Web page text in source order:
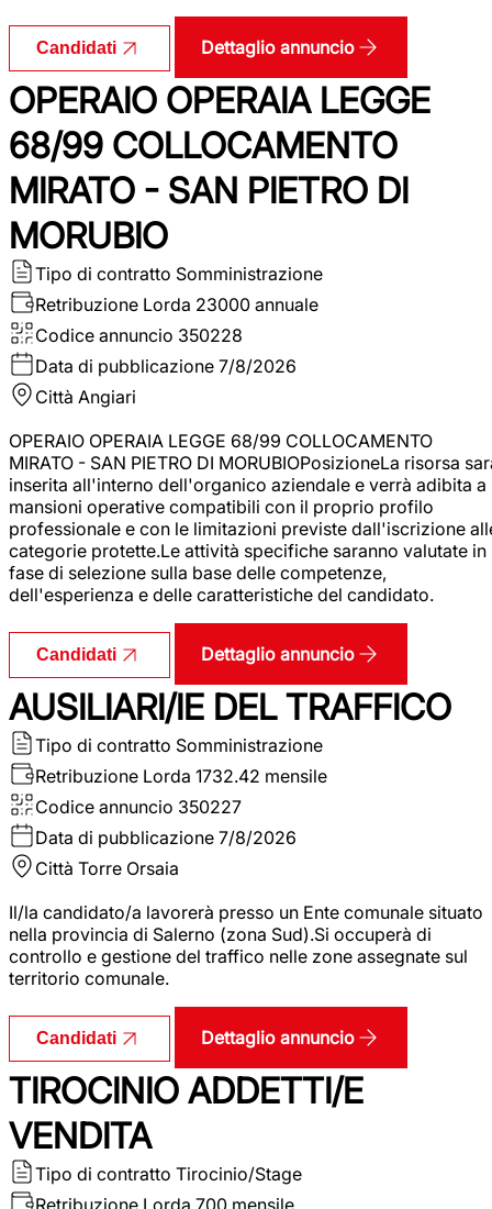
Candidati Dettaglio annuncio
OPERAIO OPERAIA LEGGE
68/99 COLLOCAMENTO
MIRATO - SAN PIETRO DI
MORUBIO
Tipo di contratto Somministrazione
Retribuzione Lorda 23000 annuale
Codice annuncio 350228
Data di pubblicazione 7/8/2026
Città Angiari
OPERAIO OPERAIA LEGGE 68/99 COLLOCAMENTO
MIRATO - SAN PIETRO DI MORUBIOPosizioneLa risorsa
inserita all'interno dell'organico aziendale e verrà adibita a
mansioni operative compatibili con il proprio profilo
professionale e con le limitazioni previste dall'iscrizione
categorie protette.Le attività specifiche saranno valutate in
fase di selezione sulla base delle competenze,
dell'esperienza e delle caratteristiche del candidato.
Candidati Dettaglio annuncio
AUSILIARI/IE DEL TRAFFICO
Tipo di contratto Somministrazione
Retribuzione Lorda 1732.42 mensile
Codice annuncio 350227
Data di pubblicazione 7/8/2026
Città Torre Orsaia
Il/la candidato/a lavorerà presso un Ente comunale situato
nella provincia di Salerno (zona Sud).Si occuperà di
controllo e gestione del traffico nelle zone assegnate sul
territorio comunale.
Candidati Dettaglio annuncio
TIROCINIO ADDETTI/E
VENDITA
Tipo di contratto Tirocinio/Stage
Retribuzione Lorda 700 mensile